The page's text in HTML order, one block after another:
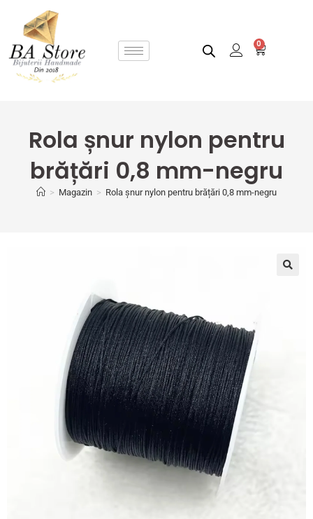
0
Rola șnur nylon pentru
brățări 0,8 mm-negru
> Magazin > Rola șnur nylon pentru brățări 0,8 mm-negru